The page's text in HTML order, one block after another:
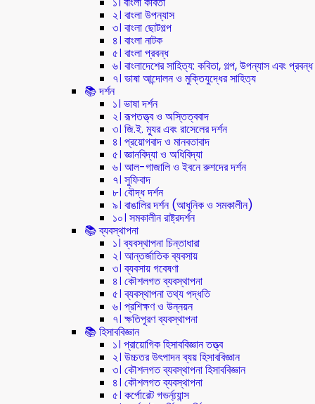
২। বাংলা উপন্যাস
৩। বাংলা ছোটগল্প
৪। বাংলা নাটক
৫। বাংলা প্রবন্ধ
৬। বাংলাদেশের সাহিত্য: কবিতা, গল্প, উপন্যাস এবং প্রবন্ধ
৭। ভাষা আন্দোলন ও মুক্তিযুদ্ধের সাহিত্য
📚 দর্শন
১। ভাষা দর্শন
২। রূপতত্ত্ব ও অস্তিত্ববাদ
৩। জি.ই. ম্যুর এবং রাসেলের দর্শন
৪। প্রয়োগবাদ ও মানবতাবাদ
৫। জ্ঞানবিদ্যা ও অধিবিদ্যা
৬। আল-গাজালি ও ইবনে রুশদের দর্শন
৭। সুফিবাদ
৮। বৌদ্ধ দর্শন
৯। বাঙালির দর্শন (আধুনিক ও সমকালীন)
১০। সমকালীন রাষ্ট্রদর্শন
📚 ব্যবস্থাপনা
১। ব্যবস্থাপনা চিন্তাধারা
২। আন্তর্জাতিক ব্যবসায়
৩। ব্যবসায় গবেষণা
৪। কৌশলগত ব্যবস্থাপনা
৫। ব্যবস্থাপনা তথ্য পদ্ধতি
৬। প্রশিক্ষণ ও উন্নয়ন
৭। ক্ষতিপূরণ ব্যবস্থাপনা
📚 হিসাববিজ্ঞান
১। প্রায়োগিক হিসাববিজ্ঞান তত্ত্ব
২। উচ্চতর উৎপাদন ব্যয় হিসাববিজ্ঞান
৩। কৌশলগত ব্যবস্থাপনা হিসাববিজ্ঞান
৪। কৌশলগত ব্যবস্থাপনা
৫। কর্পোরেট গভর্ন্য্যান্স